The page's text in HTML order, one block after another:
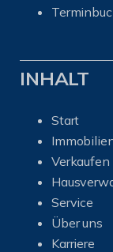
INHALT
Start
Verkaufen
Service
Über uns
Karriere